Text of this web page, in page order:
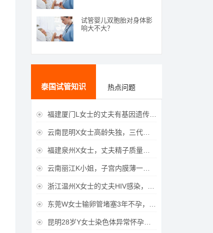
试管婴儿双胞胎对身体影
响大不大？
泰国试管知识 热点问题
 福建厦门L女士的丈夫有基因遗传疾病，三代试管生育健康宝宝
 云南昆明X女士高龄失独，三代试管助她重获女儿
 福建泉州X女士，丈夫精子质量差，三代试管获得男宝宝
 云南丽江K小姐，子宫内膜薄一直未孕，三代试管一次成功获得
 浙江温州X女士的丈夫HIV感染，三代试管成功获得女宝宝
 东莞W女士输卵管堵塞3年不孕，泰国三代试管喜获
 昆明28岁Y女士染色体异常怀孕难，泰国三代试管成功好孕